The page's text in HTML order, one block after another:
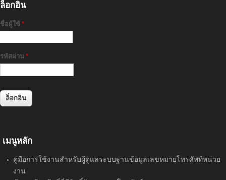
ล็อกอิน
ชื่อผู้ใช้ *
รหัสผ่าน *
เมนูหลัก
คู่มือการใช้งานสำหรับผู้ดูแลระบบฐานข้อมูลเลขหมายโทรศัพท์หน่วย
งาน